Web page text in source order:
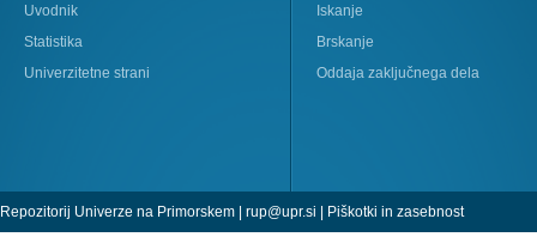
Uvodnik
Statistika
Univerzitetne strani
Iskanje
Brskanje
Oddaja zaključnega dela
Repozitorij Univerze na Primorskem | rup@upr.si | Piškotki in zasebnost